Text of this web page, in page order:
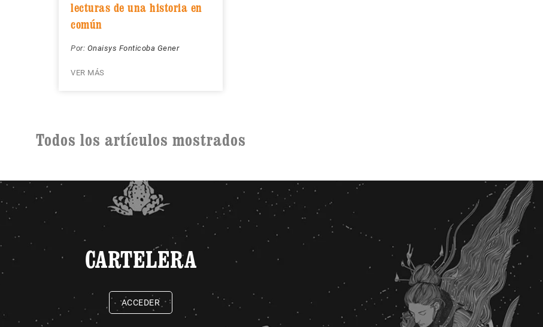
lecturas de una historia en
común
Por: Onaisys Fonticoba Gener
VER MÁS
Todos los artículos mostrados
CARTELERA
ACCEDER